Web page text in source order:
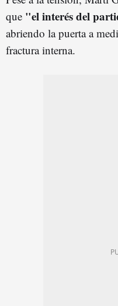
que "el interés del
abriendo la puerta a
fractura interna.